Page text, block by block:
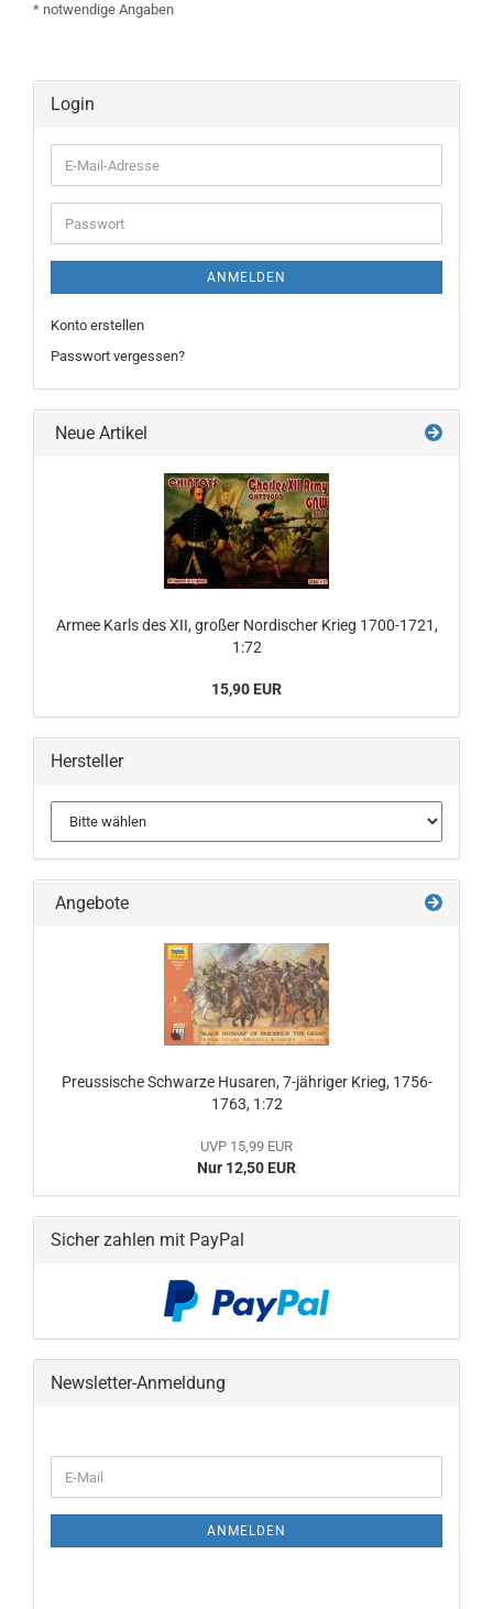
* notwendige Angaben
Login
E-
Mail-
Adresse
Passwort
ANMELDEN
Konto erstellen
Passwort vergessen?
Neue Artikel
Armee Karls des XII, großer Nordischer Krieg 1700-1721,
1:72
15,90 EUR
Hersteller
Angebote
Preussische Schwarze Husaren, 7-jähriger Krieg, 1756-
1763, 1:72
UVP 15,99 EUR
Nur 12,50 EUR
Sicher zahlen mit PayPal
Newsletter-Anmeldung
ZUR
E-
Mail
ANMELDEN